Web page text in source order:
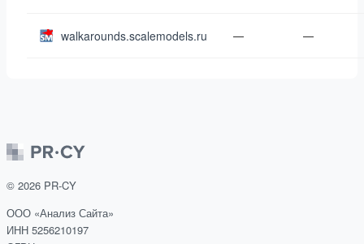
walkarounds.scalemodels.ru — —
© 2026 PR-CY
ООО «Анализ Сайта»
ИНН 5256210197